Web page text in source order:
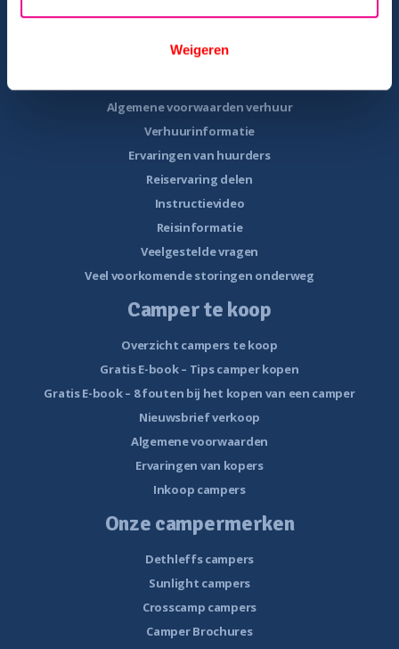
Weigeren
een Camper
Algemene voorwaarden verhuur
Verhuurinformatie
Ervaringen van huurders
Reiservaring delen
Instructievideo
Reisinformatie
Veelgestelde vragen
Veel voorkomende storingen onderweg
Camper te koop
Overzicht campers te koop
Gratis E-book – Tips camper kopen
Gratis E-book – 8 fouten bij het kopen van een camper
Nieuwsbrief verkoop
Algemene voorwaarden
Ervaringen van kopers
Inkoop campers
Onze campermerken
Dethleffs campers
Sunlight campers
Crosscamp campers
Camper Brochures